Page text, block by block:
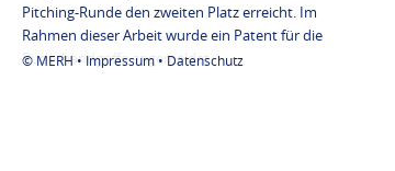
Pitching-Runde den zweiten Platz erreicht. Im
Rahmen dieser Arbeit wurde ein Patent für die
Ruderhandgriffe angemeldet.
© MERH • Impressum• Datenschutz